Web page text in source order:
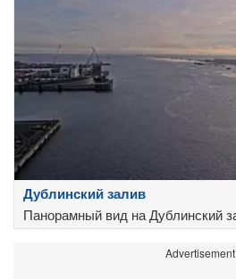
Дублинский залив
Панорамный вид на Дублинский
Advertisement